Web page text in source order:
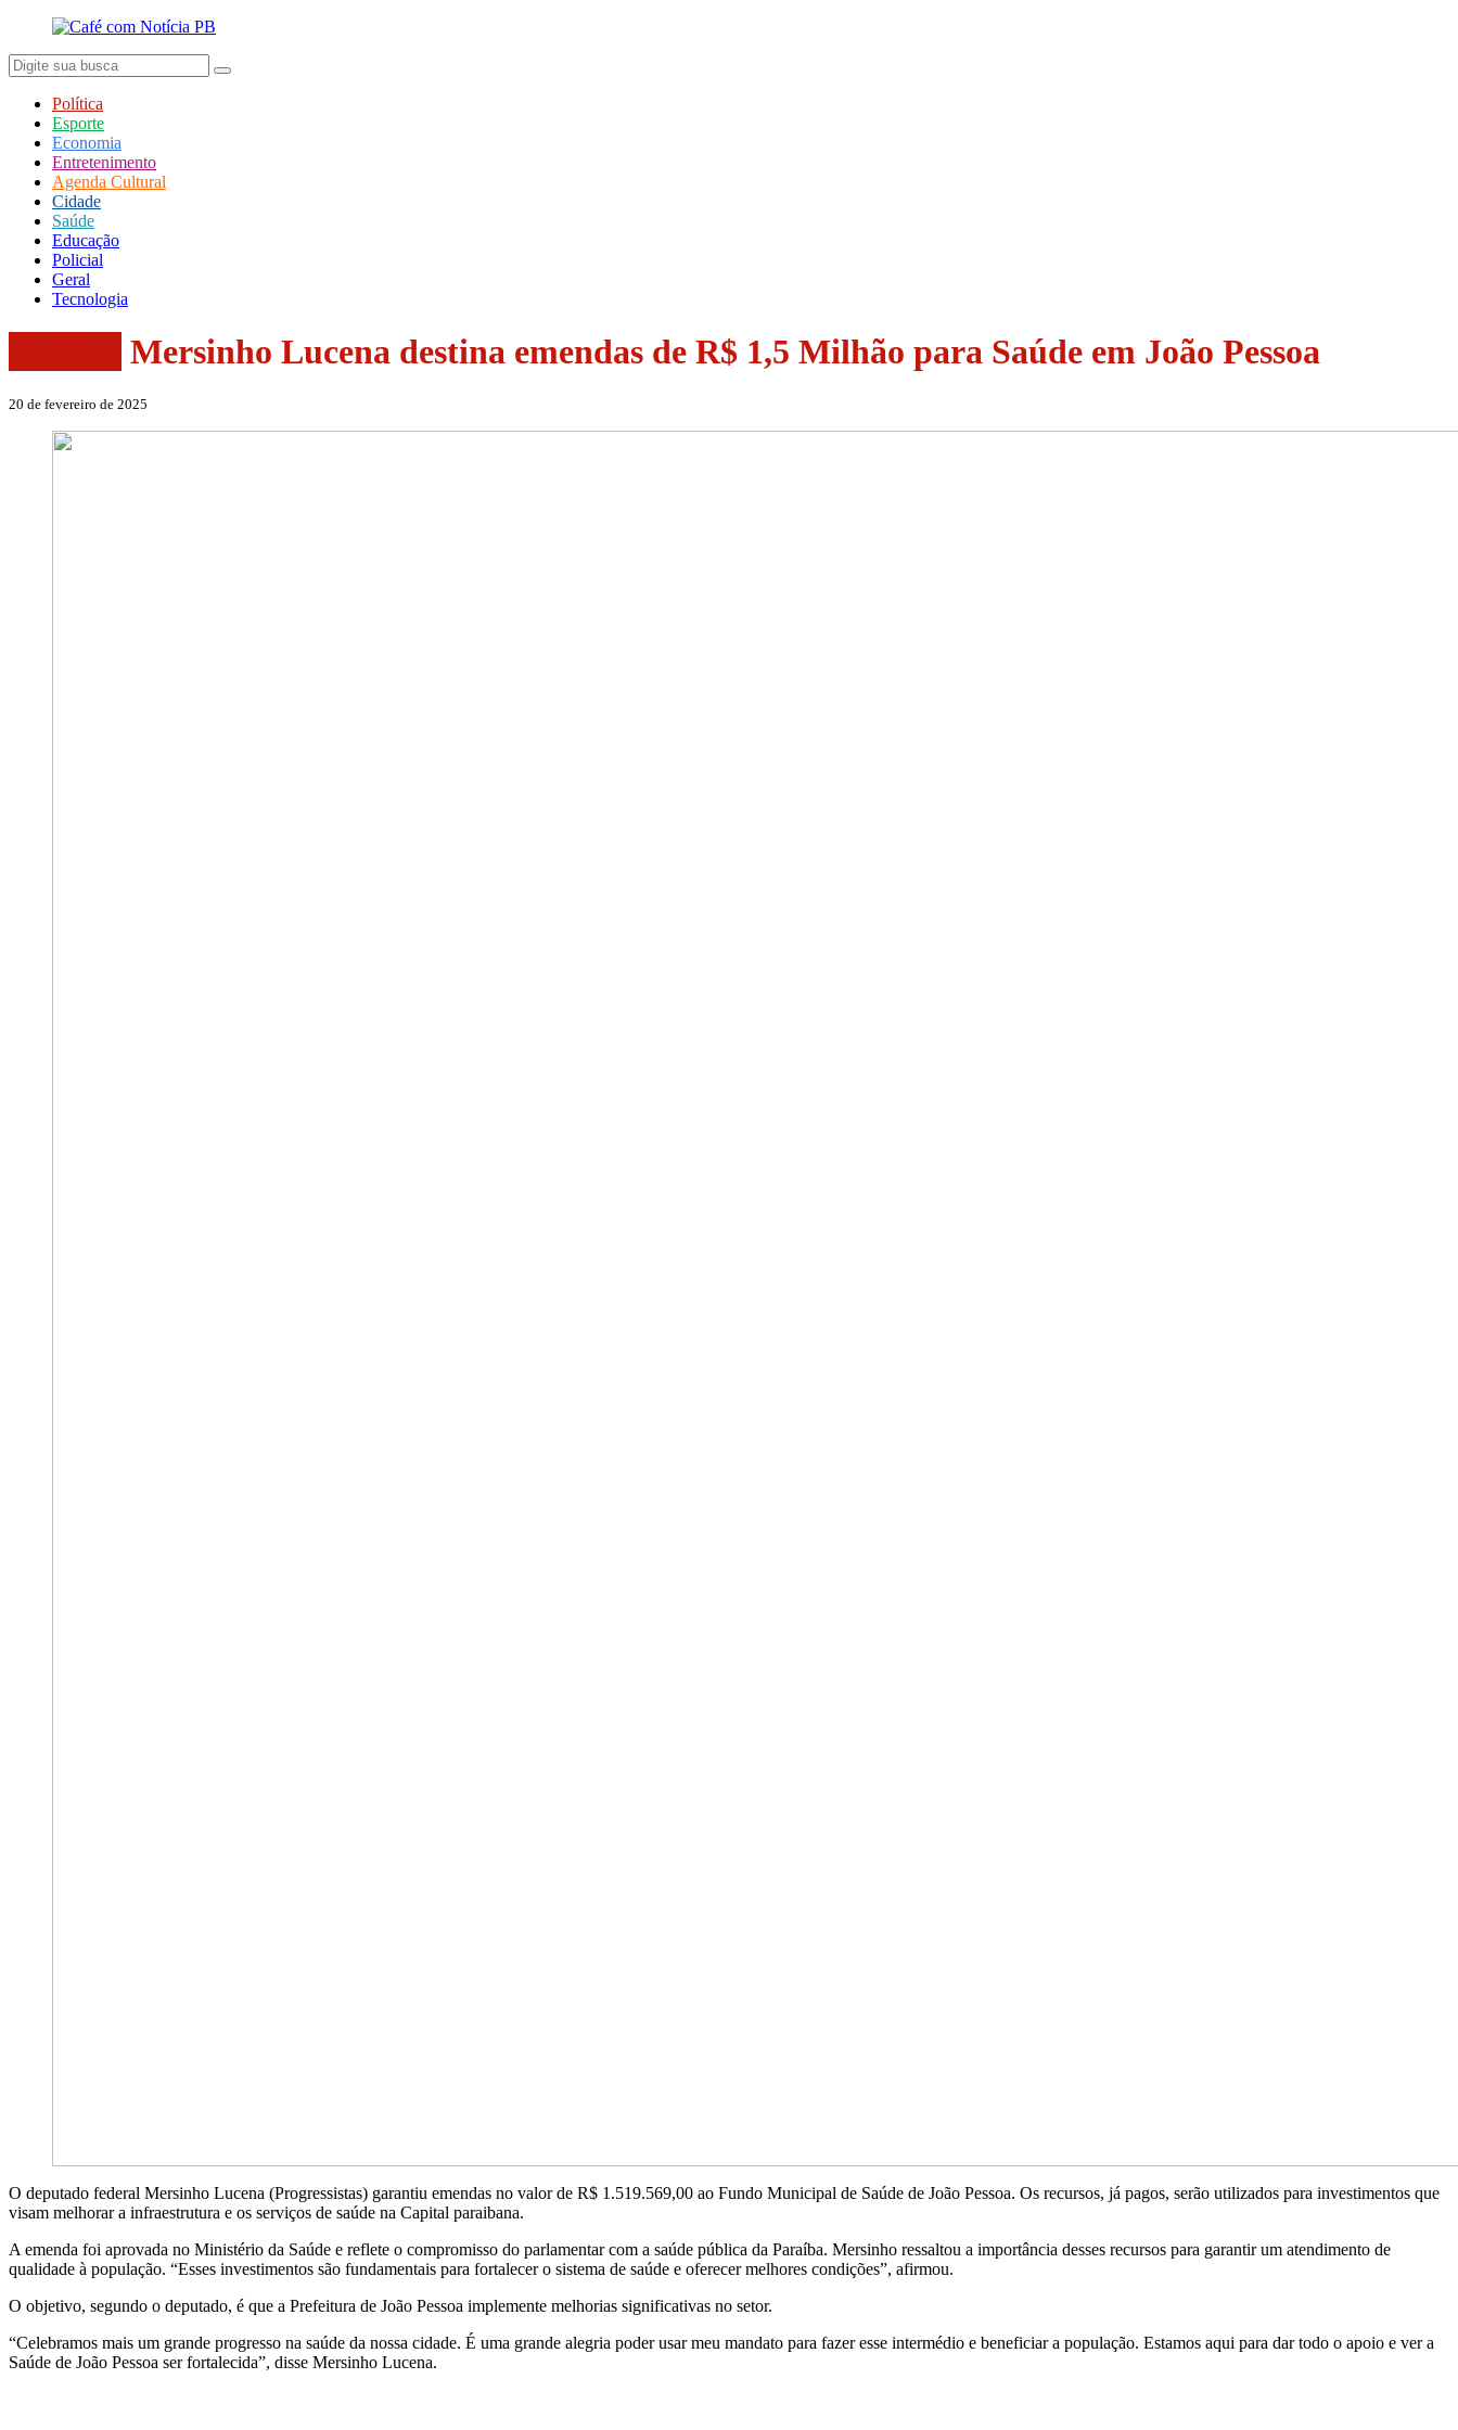
Política
Esporte
Economia
Entretenimento
Agenda Cultural
Cidade
Saúde
Educação
Policial
Geral
Tecnologia
Mersinho Lucena destina emendas de R$ 1,5 Milhão para Saúde em João Pessoa
20 de fevereiro de 2025
O deputado federal Mersinho Lucena (Progressistas) garantiu emendas no valor de R$ 1.519.569,00 ao Fundo Municipal de Saúde de João Pessoa. Os recursos, já pagos, serão utilizados para investimentos que
visam melhorar a infraestrutura e os serviços de saúde na Capital paraibana.
A emenda foi aprovada no Ministério da Saúde e reflete o compromisso do parlamentar com a saúde pública da Paraíba. Mersinho ressaltou a importância desses recursos para garantir um atendimento de
qualidade à população. “Esses investimentos são fundamentais para fortalecer o sistema de saúde e oferecer melhores condições”, afirmou.
O objetivo, segundo o deputado, é que a Prefeitura de João Pessoa implemente melhorias significativas no setor.
“Celebramos mais um grande progresso na saúde da nossa cidade. É uma grande alegria poder usar meu mandato para fazer esse intermédio e beneficiar a população. Estamos aqui para dar todo o apoio e ver a
Saúde de João Pessoa ser fortalecida”, disse Mersinho Lucena.